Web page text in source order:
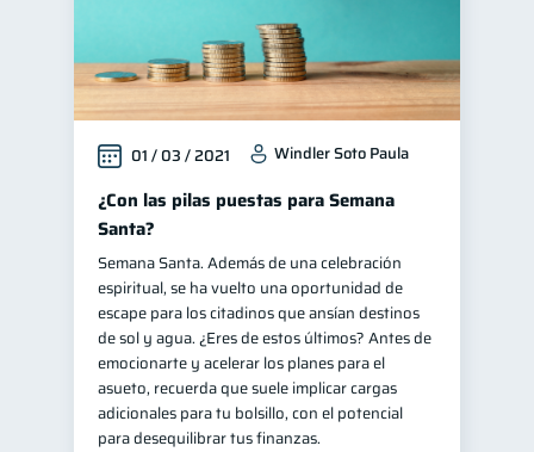
01 / 03 / 2021 Windler Soto Paula
¿Con las pilas puestas para Semana
Santa?
Semana Santa. Además de una celebración
espiritual, se ha vuelto una oportunidad de
escape para los citadinos que ansían destinos
de sol y agua. ¿Eres de estos últimos? Antes de
emocionarte y acelerar los planes para el
asueto, recuerda que suele implicar cargas
adicionales para tu bolsillo, con el potencial
para desequilibrar tus finanzas.